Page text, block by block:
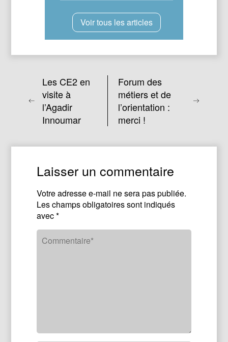
Voir tous les articles
Les CE2 en
visite à
l’Agadir
Innoumar
Forum des
métiers et de
l’orientation :
merci !
Laisser un commentaire
Votre adresse e-mail ne sera pas publiée.
Les champs obligatoires sont indiqués
avec*